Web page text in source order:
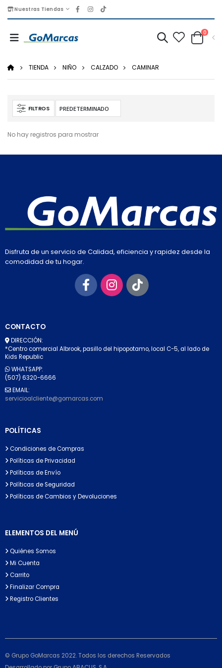
Nuestras Tiendas
0
TIENDA NIÑO CALZADO CAMINAR
FILTROS
No hay registros para mostrar
Disfruta de un servicio de Calidad, eficiencia y rapidez desde la
comodidad de tu hogar.
CONTACTO
DIRECCIÓN:
*Centro comercial Albrook, pasillo del hipopotamo, local C-5, al lado de
Kids Republic
WHATSAPP:
(507) 6320-6666
EMAIL:
servicioalcliente@gomarcas.com
POLÍTICAS
Condiciones de Compras
Políticas de Privacidad
Políticas de Envío
Políticas de Seguridad
Políticas de Cambios y Devoluciones
ELEMENTOS DEL MENÚ
Quiénes Somos
Mi Cuenta
Carrito
Finalizar Compra
Registro Clientes
© Grupo GoMarcas 2022. Todos los derechos Reservados